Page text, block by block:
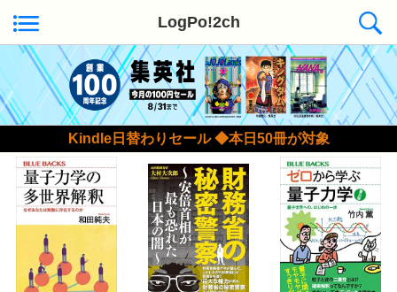
LogPo!2ch
Kindle日替わりセール ◆本日50冊が対象